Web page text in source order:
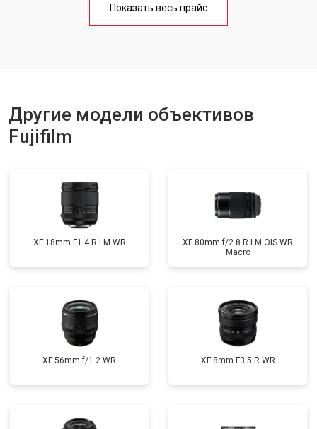
Показать весь прайс
Другие модели объективов
Fujifilm
XF 18mm F1.4 R LM WR
XF 80mm f/2.8 R LM OIS WR
Macro
XF 56mm f/1.2 WR XF 8mm F3.5 R WR